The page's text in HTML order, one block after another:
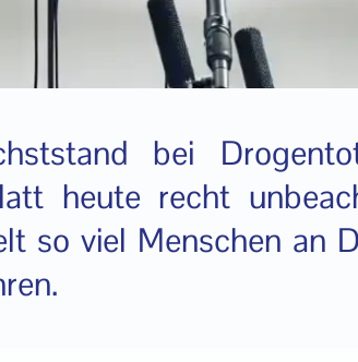
bei
heute recht
so viel Menschen an